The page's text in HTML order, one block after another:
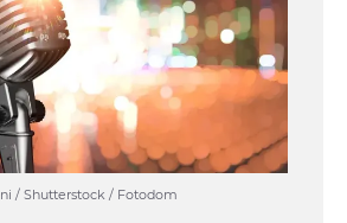
/ Shutterstock / Fotodom